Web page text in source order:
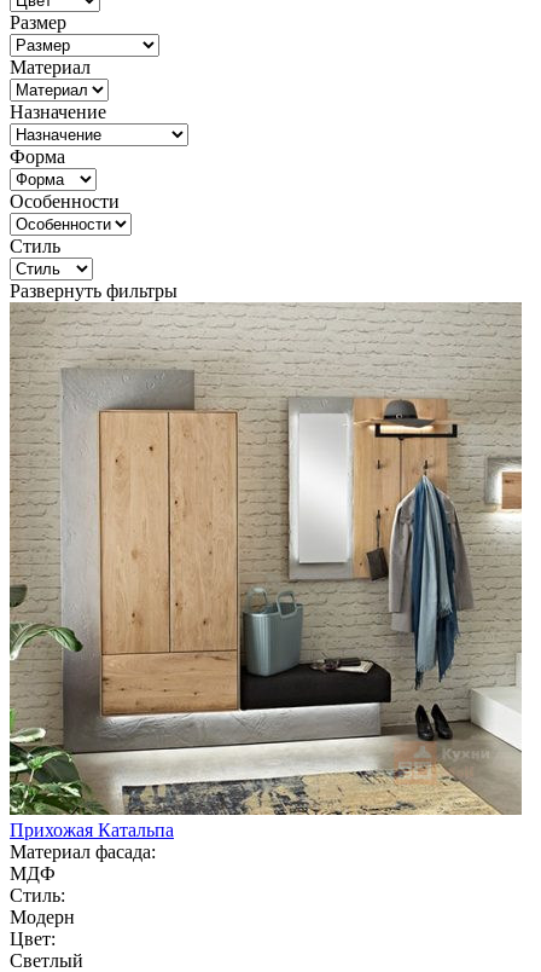
Размер
Материал
Назначение
Форма
Особенности
Стиль
Развернуть фильтры
Прихожая Катальпа
Материал фасада:
МДФ
Стиль:
Модерн
Цвет:
Светлый